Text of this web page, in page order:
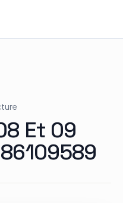
Et 09